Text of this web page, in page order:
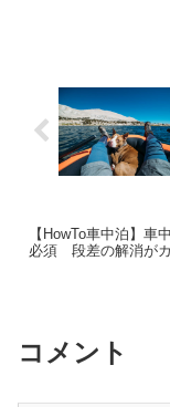
【HowTo車中泊】車
必須 段差の解消が
コメント